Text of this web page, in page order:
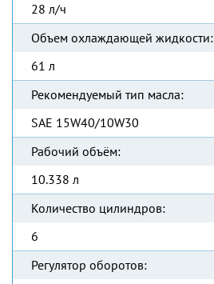
28 л/ч
Объем охлаждающей жидкости:
61 л
Рекомендуемый тип масла:
SAE 15W40/10W30
Рабочий объём:
10.338 л
Количество цилиндров:
6
Регулятор оборотов: